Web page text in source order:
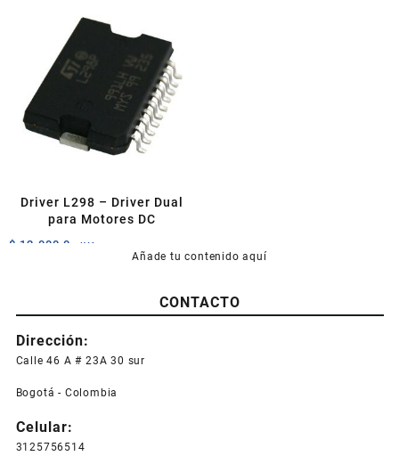
Driver L298 – Driver Dual
para Motores DC
$ 12.000,0 +IVA
Añade tu contenido aquí
CONTACTO
Dirección:
Calle 46 A # 23A 30 sur
Bogotá - Colombia
Celular:
3125756514